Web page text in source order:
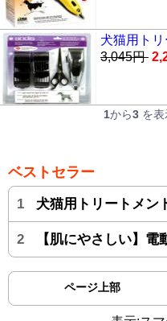
犬猫用ト
3,045円
1から3 を
ベストセラー
1 犬猫用トリートメン
2 【肌にやさしい】電
ページ上部